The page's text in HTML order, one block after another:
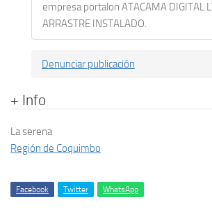
empresa portalon ATACAMA DIGITAL
ARRASTRE INSTALADO.
Denunciar publicación
+ Info
La serena
Región de Coquimbo
Facebook Twitter WhatsApp